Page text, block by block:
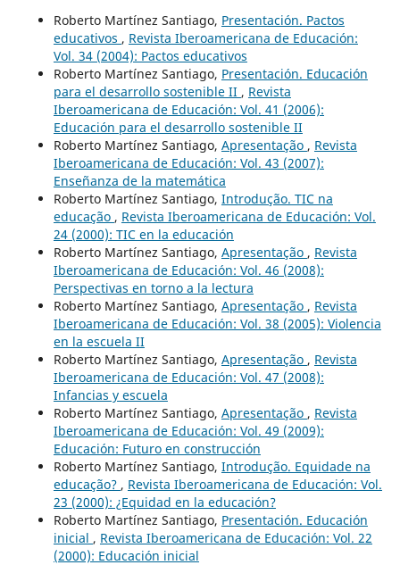
Roberto Martínez Santiago, Presentación. Pactos
educativos , Revista Iberoamericana de Educación:
Vol. 34 (2004): Pactos educativos
Roberto Martínez Santiago, Presentación. Educación
para el desarrollo sostenible II , Revista
Iberoamericana de Educación: Vol. 41 (2006):
Educación para el desarrollo sostenible II
Roberto Martínez Santiago, Apresentação , Revista
Iberoamericana de Educación: Vol. 43 (2007):
Enseñanza de la matemática
Roberto Martínez Santiago, Introdução. TIC na
educação , Revista Iberoamericana de Educación: Vol.
24 (2000): TIC en la educación
Roberto Martínez Santiago, Apresentação , Revista
Iberoamericana de Educación: Vol. 46 (2008):
Perspectivas en torno a la lectura
Roberto Martínez Santiago, Apresentação , Revista
Iberoamericana de Educación: Vol. 38 (2005): Violencia
en la escuela II
Roberto Martínez Santiago, Apresentação , Revista
Iberoamericana de Educación: Vol. 47 (2008):
Infancias y escuela
Roberto Martínez Santiago, Apresentação , Revista
Iberoamericana de Educación: Vol. 49 (2009):
Educación: Futuro en construcción
Roberto Martínez Santiago, Introdução. Equidade na
educação? , Revista Iberoamericana de Educación: Vol.
23 (2000): ¿Equidad en la educación?
Roberto Martínez Santiago, Presentación. Educación
inicial , Revista Iberoamericana de Educación: Vol. 22
(2000): Educación inicial